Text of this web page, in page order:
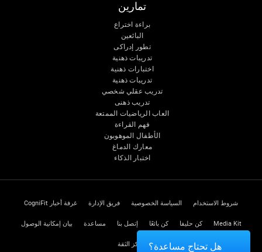
تمارين
براءة اختراع
البائعين
تطور إدراكى
تدريبات ذهنية
اختبارات ذهنية
تدريبات ذهنية
تدريب عقلي شخصي
تدريب ذهنى
العاب الرياضيات الممتعة
فهم القراءة
الأطفال الموهوبون
معارك الدماغ
اختبار الذكاء
شروط الاستخدام السياسة الخصوصية فريق الإدارة غرفة أخبار CogniFit
Media Kit كن حليفا كن بائعًا إتصل بنا مساعدة بيان إمكانية الوصول
مركز الثقة هل تحتاج مساعدة؟